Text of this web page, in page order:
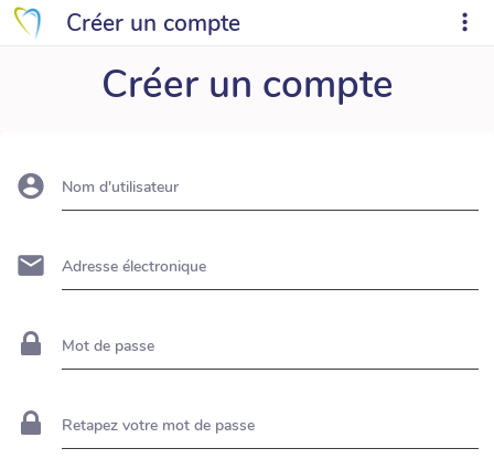
Créer un compte
Créer un compte
Nom d'utilisateur
Adresse électronique
Mot de passe
Retapez votre mot de passe